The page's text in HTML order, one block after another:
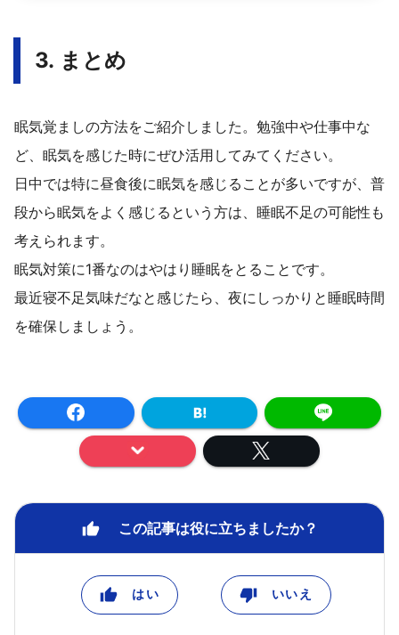
3. まとめ
眠気覚ましの方法をご紹介しました。勉強中や仕事中な
ど、眠気を感じた時にぜひ活用してみてください。
日中では特に昼食後に眠気を感じることが多いですが、普
段から眠気をよく感じるという方は、睡眠不足の可能性も
考えられます。
眠気対策に1番なのはやはり睡眠をとることです。
最近寝不足気味だなと感じたら、夜にしっかりと睡眠時間
を確保しましょう。
この記事は役に立ちましたか？
はい いいえ